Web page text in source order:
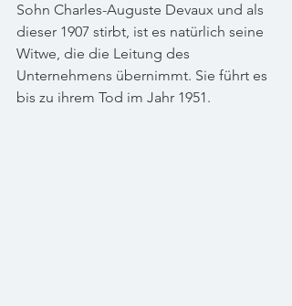
Sohn Charles-Auguste Devaux und als
dieser 1907 stirbt, ist es natürlich seine
Witwe, die die Leitung des
Unternehmens übernimmt. Sie führt es
bis zu ihrem Tod im Jahr 1951.